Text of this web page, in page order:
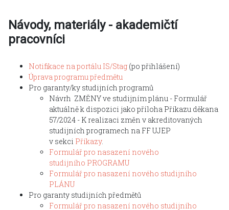
Návody, materiály - akademičtí
pracovníci
Notifikace na portálu IS/Stag (po přihlášení)
Úprava programu předmětu
Pro garanty/ky studijních programů
Návrh ZMĚNY ve studijním plánu - Formulář
aktuálně k dispozici jako příloha Příkazu děkana
57/2024 - K realizaci změn v akreditovaných
studijních programech na FF UJEP
v sekci Příkazy.
Formulář pro nasazení nového
studijního PROGRAMU
Formulář pro nasazení nového studijního
PLÁNU
Pro garanty studijních předmětů
Formulář pro nasazení nového studijního